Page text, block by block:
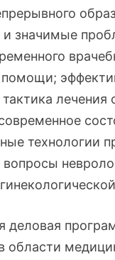
и значимые
помощи;
тактика
технологии
деловая
области